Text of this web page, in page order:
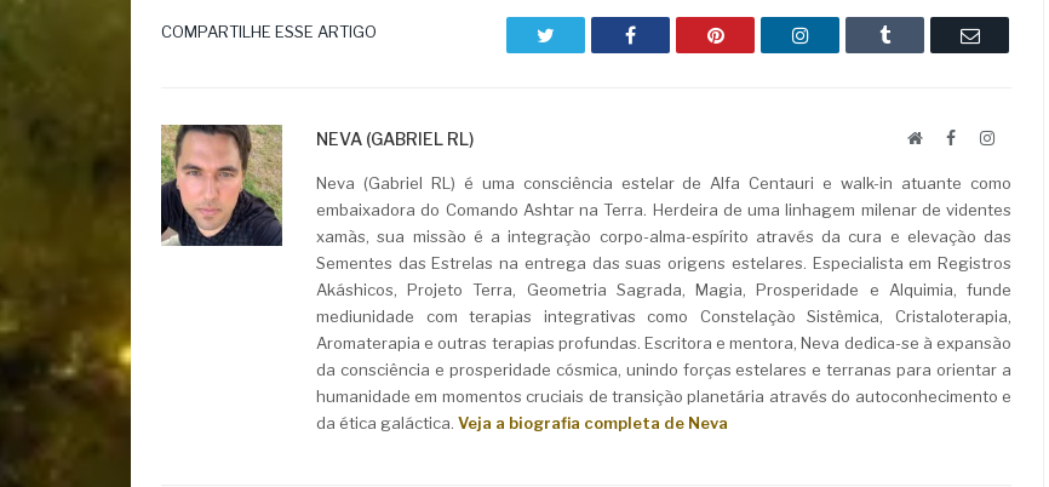
COMPARTILHE ESSE ARTIGO Facebook Pinterest LinkedIn Tumblr Email
NEVA (GABRIEL RL) WebsiteFacebookLinkedIn
Neva (Gabriel RL) é uma consciência estelar de Alfa Centauri e walk-in atuante como
embaixadora do Comando Ashtar na Terra. Herdeira de uma linhagem milenar de videntes
xamãs, sua missão é a integração corpo-alma-espírito através da cura e elevação das
Sementes das Estrelas na entrega das suas origens estelares. Especialista em Registros
Akáshicos, Projeto Terra, Geometria Sagrada, Magia, Prosperidade e Alquimia, funde
mediunidade com terapias integrativas como Constelação Sistêmica, Cristaloterapia,
Aromaterapia e outras terapias profundas. Escritora e mentora, Neva dedica-se à expansão
da consciência e prosperidade cósmica, unindo forças estelares e terranas para orientar a
humanidade em momentos cruciais de transição planetária através do autoconhecimento e
da ética galáctica. Veja a biografia completa de Neva